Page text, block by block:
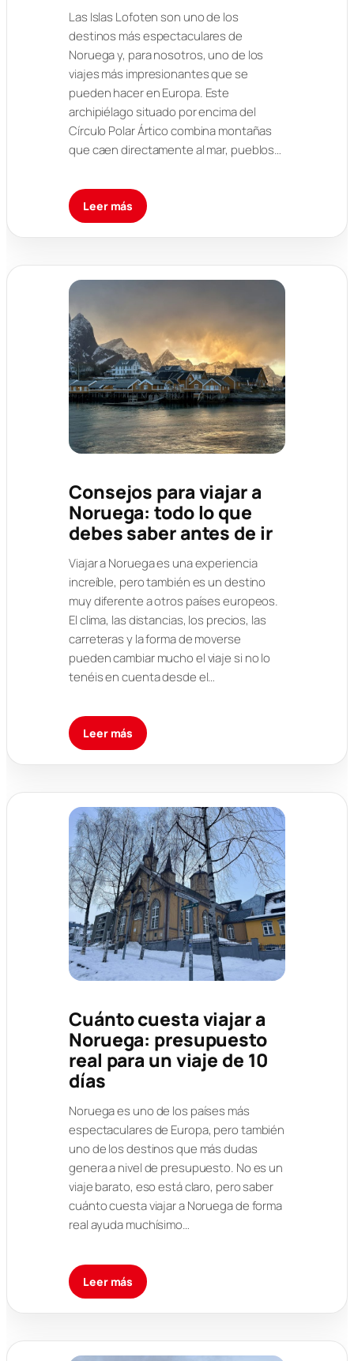
Las Islas Lofoten son uno de los
destinos más espectaculares de
Noruega y, para nosotros, uno de los
viajes más impresionantes que se
pueden hacer en Europa. Este
archipiélago situado por encima del
Círculo Polar Ártico combina montañas
que caen directamente al mar, pueblos…
Leer más
Consejos para viajar a
Noruega: todo lo que
debes saber antes de ir
Viajar a Noruega es una experiencia
increíble, pero también es un destino
muy diferente a otros países europeos.
El clima, las distancias, los precios, las
carreteras y la forma de moverse
pueden cambiar mucho el viaje si no lo
tenéis en cuenta desde el…
Leer más
Cuánto cuesta viajar a
Noruega: presupuesto
real para un viaje de 10
días
Noruega es uno de los países más
espectaculares de Europa, pero también
uno de los destinos que más dudas
genera a nivel de presupuesto. No es un
viaje barato, eso está claro, pero saber
cuánto cuesta viajar a Noruega de forma
real ayuda muchísimo…
Leer más